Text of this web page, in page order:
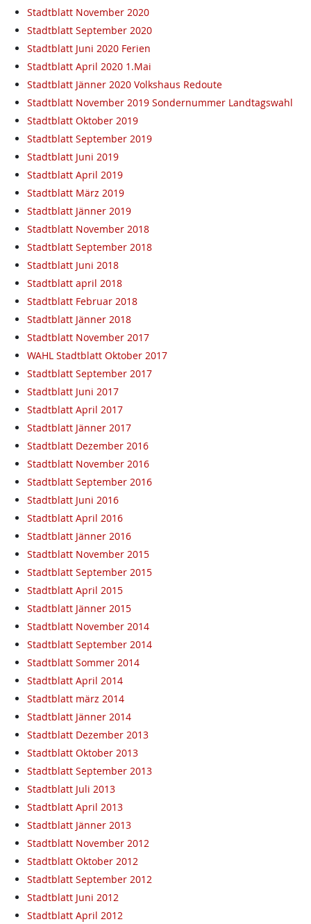
Stadtblatt November 2020
Stadtblatt September 2020
Stadtblatt Juni 2020 Ferien
Stadtblatt April 2020 1.Mai
Stadtblatt Jänner 2020 Volkshaus Redoute
Stadtblatt November 2019 Sondernummer Landtagswahl
Stadtblatt Oktober 2019
Stadtblatt September 2019
Stadtblatt Juni 2019
Stadtblatt April 2019
Stadtblatt März 2019
Stadtblatt Jänner 2019
Stadtblatt November 2018
Stadtblatt September 2018
Stadtblatt Juni 2018
Stadtblatt april 2018
Stadtblatt Februar 2018
Stadtblatt Jänner 2018
Stadtblatt November 2017
WAHL Stadtblatt Oktober 2017
Stadtblatt September 2017
Stadtblatt Juni 2017
Stadtblatt April 2017
Stadtblatt Jänner 2017
Stadtblatt Dezember 2016
Stadtblatt November 2016
Stadtblatt September 2016
Stadtblatt Juni 2016
Stadtblatt April 2016
Stadtblatt Jänner 2016
Stadtblatt November 2015
Stadtblatt September 2015
Stadtblatt April 2015
Stadtblatt Jänner 2015
Stadtblatt November 2014
Stadtblatt September 2014
Stadtblatt Sommer 2014
Stadtblatt April 2014
Stadtblatt märz 2014
Stadtblatt Jänner 2014
Stadtblatt Dezember 2013
Stadtblatt Oktober 2013
Stadtblatt September 2013
Stadtblatt Juli 2013
Stadtblatt April 2013
Stadtblatt Jänner 2013
Stadtblatt November 2012
Stadtblatt Oktober 2012
Stadtblatt September 2012
Stadtblatt Juni 2012
Stadtblatt April 2012